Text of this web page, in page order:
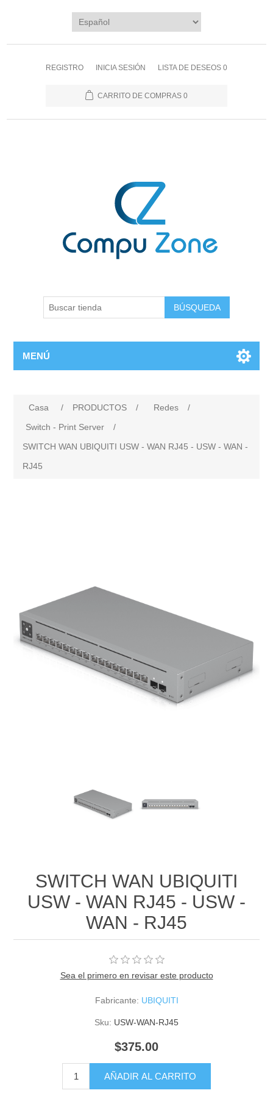
REGISTRO INICIA SESIÓN LISTA DE DESEOS 0
CARRITO DE COMPRAS 0
BÚSQUEDA
MENÚ
Casa / PRODUCTOS / Redes
/
Switch - Print Server
/
SWITCH WAN UBIQUITI USW - WAN RJ45 - USW - WAN -
RJ45
SWITCH WAN UBIQUITI
USW - WAN RJ45 - USW -
WAN - RJ45
Sea el primero en revisar este producto
Fabricante: UBIQUITI
Sku: USW-WAN-RJ45
$375.00
AÑADIR AL CARRITO